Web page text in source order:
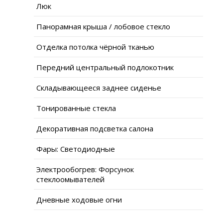
Люк
Панорамная крыша / лобовое стекло
Отделка потолка чёрной тканью
Передний центральный подлокотник
Складывающееся заднее сиденье
Тонированные стекла
Декоративная подсветка салона
Фары: Светодиодные
Электрообогрев: Форсунок
стеклоомывателей
Дневные ходовые огни